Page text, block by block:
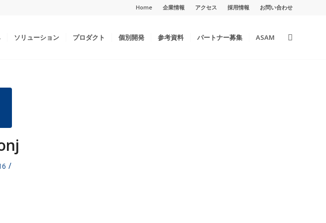
Home 企業情報 アクセス 採用情報 お問い合わせ
ソリューション プロダクト 個別開発 参考資料 パートナー募集 ASAM
/